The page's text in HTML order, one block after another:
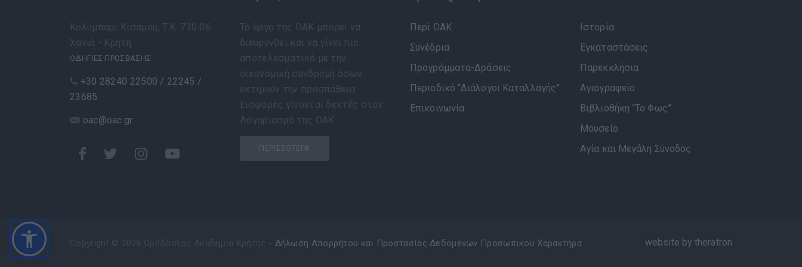
Κολυμπάρι Κισάμου, Τ.Κ. 730 06
Χανιά - Κρήτη
ΟΔΗΓΙΕΣ ΠΡΟΣΒΑΣΗΣ
+30 28240 22500 / 22245 /
23685
oac@oac.gr
Το έργο της ΟΑΚ μπορεί να
διευρυνθεί και να γίνει πιο
αποτελεσματικό με την
οικονομική συνδρομή όσων
εκτιμούν την προσπάθεια.
Εισφορές γίνονται δεκτές στον
Λογαριασμό της ΟΑΚ.
ΠΕΡΙΣΣΌΤΕΡΑ
Περί ΟΑΚ
Συνέδρια
Προγράμματα-Δράσεις
Περιοδικό “Διάλογοι Καταλλαγής”
Επικοινωνία
Ιστορία
Εγκαταστάσεις
Παρεκκλήσια
Αγιογραφείο
Βιβλιοθήκη “Το Φως”
Μουσείο
Αγία και Μεγάλη Σύνοδος
Δήλωση Απορρήτου και Προστασίας Δεδομένων Προσωπικού Χαρακτήρα website by theratron